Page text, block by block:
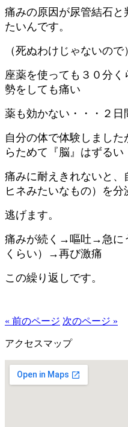
痛みの原因が尿管結石
たいんです。
（死ぬわけじゃないので）
座薬を使っても３０分
勢をしても痛い
薬も効かない・・・２日
自分の体で体験しまし
らためて『脳』はずるい
痛みに耐えきれないと
ヒネみたいなもの）を分
逃げます。
痛みが続く→嘔吐→急に
くらい）→再び激痛
この繰り返しです。
« 前のページ 次のページ »
アクセスマップ